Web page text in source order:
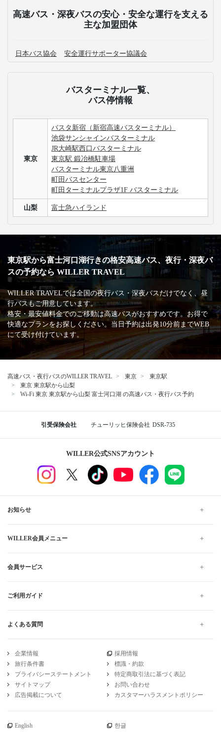
高速バス・深夜バスの安心・安全な運行を支える
主な加盟団体
日本バス協会 安全運行サポーター協議会
バスターミナル一覧、
バス停情報
東京
バスタ新宿（新宿高速バスターミナル）
池袋サンシャインバスターミナル
JR大崎駅西口バスターミナル
東京駅 鍛冶橋駐車場
バスターミナル東京八重洲
町田バスセンター
町田ターミナルプラザ1F バスターミナル
山梨 富士急ハイランド
東京駅から富士河口湖行きの格安高速バス、夜行・深夜バ
スの予約なら WILLER TRAVEL
WILLER TRAVELでは全国の夜行バス・深夜バスだけでなく、昼
行バスもご用意しています。
格安・最安値料金でのご移動は高速バスがおすすめです。お得で
快適なプランをお探しください。当日予約は出発10分前までWEB
にて受け付けています。
高速バス・夜行バスのWILLER TRAVEL 東京
東京駅
東京 東京駅から山梨
Wi-Fi 東京 東京駅から山梨 富士河口湖 の高速バス・夜行バス予約
引受保険会社 チューリッヒ保険会社 DSR-735
WILLER公式SNSアカウント
お知らせ
WILLER会員メニュー
会員サービス
ご利用ガイド
よくある質問
企業情報
採用情報
旅行条件書
標識・約款
プライバシーステートメント
特定商取引法に基づく表記
サイトマップ
お問い合わせ
広告掲載について
カスタマーハラスメントポリシー
English 한글